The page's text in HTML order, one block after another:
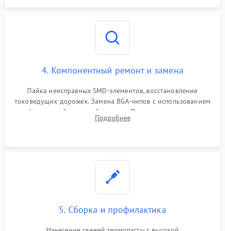
4. Компонентный ремонт и замена
Пайка неисправных SMD-элементов, восстановление
токоведущих дорожек. Замена BGA-чипов с использованием
инфракрасной паяльной станции. Прошивка микросхемы
BIOS или замена поврежденных портов USB
Подробнее
5. Сборка и профилактика